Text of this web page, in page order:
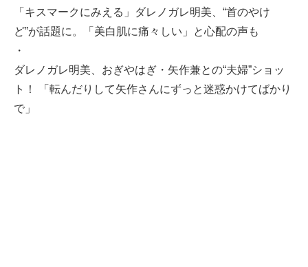
「キスマークにみえる」ダレノガレ明美、“首のやけ
ど”が話題に。「美白肌に痛々しい」と心配の声も
・
ダレノガレ明美、おぎやはぎ・矢作兼との“夫婦”ショッ
ト！ 「転んだりして矢作さんにずっと迷惑かけてばかり
で」